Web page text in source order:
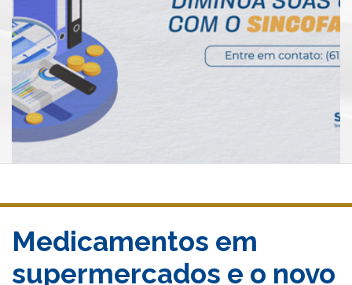
Medicamentos em
supermercados e o novo